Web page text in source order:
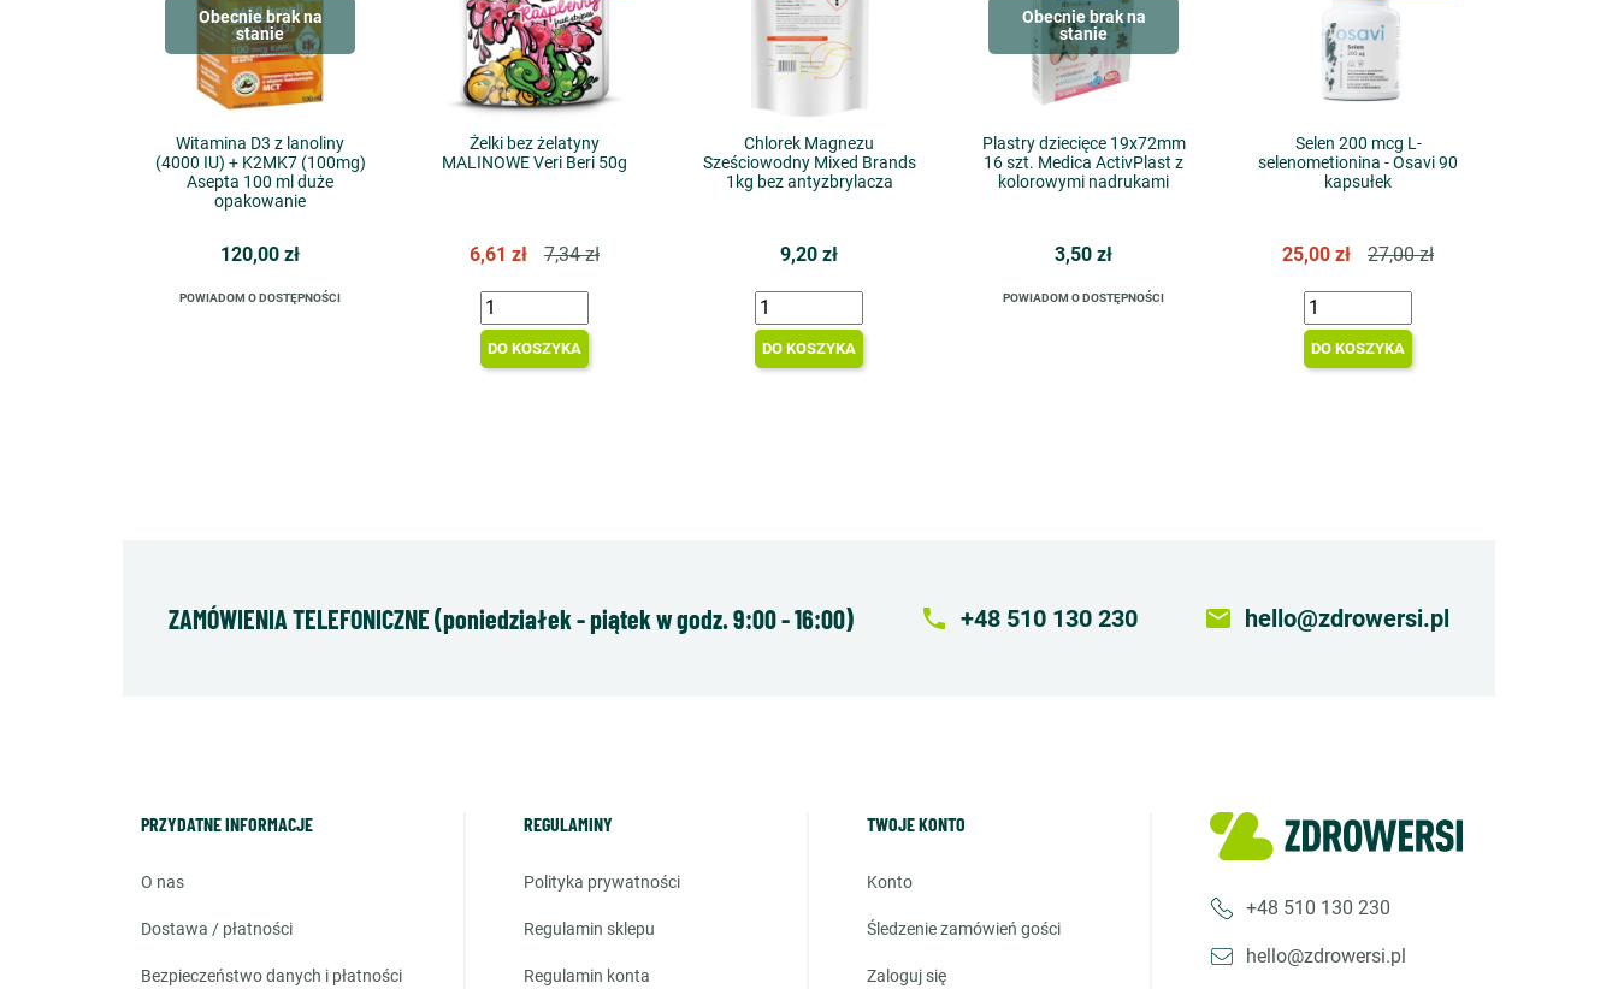
Obecnie brak na
stanie
Witamina D3 z lanoliny
(4000 IU) + K2MK7 (100mg)
Asepta 100 ml duże
opakowanie
120,00 zł
POWIADOM O DOSTĘPNOŚCI
Żelki bez żelatyny
MALINOWE Veri Beri 50g
6,61 zł 7,34 zł
DO KOSZYKA
Chlorek Magnezu
Sześciowodny Mixed Brands
1kg bez antyzbrylacza
9,20 zł
DO KOSZYKA
Obecnie brak na
stanie
Plastry dziecięce 19x72mm
16 szt. Medica ActivPlast z
kolorowymi nadrukami
3,50 zł
POWIADOM O DOSTĘPNOŚCI
Selen 200 mcg L-
selenometionina - Osavi 90
kapsułek
25,00 zł 27,00 zł
DO KOSZYKA
ZAMÓWIENIA TELEFONICZNE (poniedziałek - piątek w godz. 9:00 - 16:00) local_phone +48 510 130 230 email hello@zdrowersi.pl
PRZYDATNE INFORMACJE
o nas
dostawa / płatności
bezpieczeństwo danych i płatności
REGULAMINY
polityka prywatności
regulamin sklepu
regulamin konta
TWOJE KONTO
konto
śledzenie zamówień gości
zaloguj się
+48 510 130 230
hello@zdrowersi.pl